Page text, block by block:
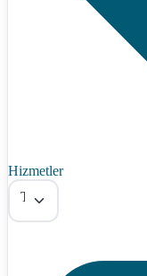
Hizmetler
Tümü